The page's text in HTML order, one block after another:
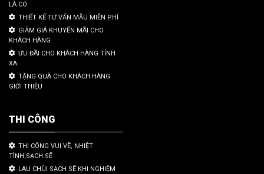
LÀ CÓ
THIẾT KẾ TƯ VẤN MẪU MIỄN PHÍ
GIẢM GIÁ KHUYẾN MÃI CHO
KHÁCH HÀNG
ƯU ĐÃI CHO KHÁCH HÀNG TỈNH
XA
TẶNG QUÀ CHO KHÁCH HÀNG
GIỚI THIỆU
THI CÔNG
THI CÔNG VUI VẼ, NHIỆT
TÌNH,SẠCH SẼ
LAU CHÙI SẠCH SẼ KHI NGHIỆM